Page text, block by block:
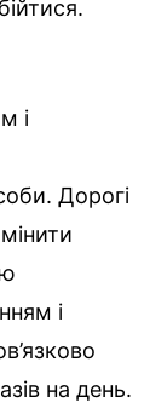
і
Дорогі
і
на день.